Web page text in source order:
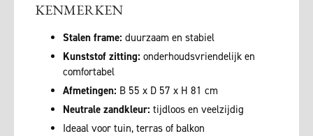
KENMERKEN
Stalen frame: duurzaam en stabiel
Kunststof zitting: onderhoudsvriendelijk en
comfortabel
Afmetingen: B 55 x D 57 x H 81 cm
Neutrale zandkleur: tijdloos en veelzijdig
Ideaal voor tuin, terras of balkon